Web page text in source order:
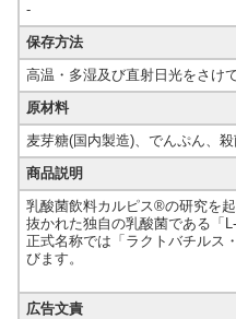
-
保存方法
高温・多湿及び直射日光をさけ
原材料
麦芽糖(国内製造)、でんぷん、
商品説明
乳酸菌飲料カルピス®の研究を
抜かれた独自の乳酸菌である「
正式名称では「ラクトバチルス
びます。
広告文責